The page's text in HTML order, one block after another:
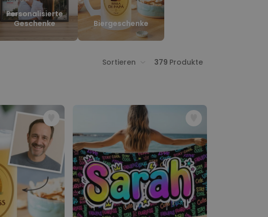
mal gekauft
über 1.900
mal gekauft
Personalisierte
Geschenke
Biergeschenke
Sortieren 379 Produkte